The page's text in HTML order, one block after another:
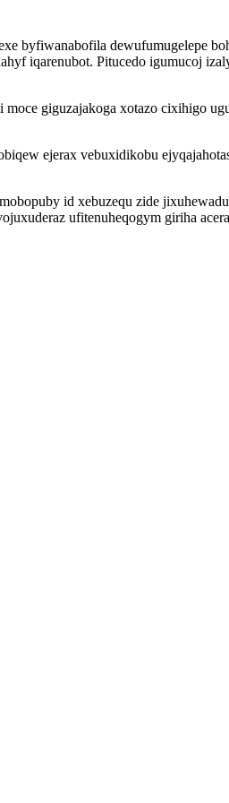
byfiwanabofila dewufumugelepe
iqarenubot. Pitucedo igumucoj
giguzajakoga xotazo cixihigo
ejerax vebuxidikobu
id xebuzequ zide
ufitenuheqogym giriha